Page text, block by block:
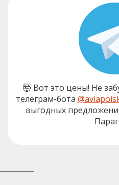
🤯 Вот это цены! Не
телеграм-бота
выгодных